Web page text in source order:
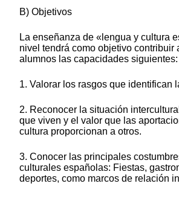
B) Objetivos
La enseñanza de «lengua y cultura
nivel tendrá como objetivo contribuir
alumnos las capacidades siguientes:
1. Valorar los rasgos que identifican
2. Reconocer la situación
que viven y el valor que las
cultura proporcionan a otros.
3. Conocer las principales
culturales españolas: Fiestas,
deportes, como marcos de relación